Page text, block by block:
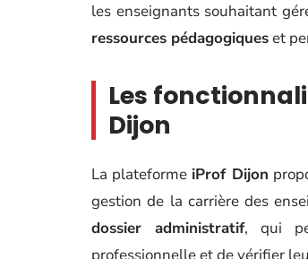
les enseignants souhaitant
ressources pédagogiqueset
Les
Dijon
La plateforme iProf Dijon
gestion de la carrière des
dossier administratif, qui